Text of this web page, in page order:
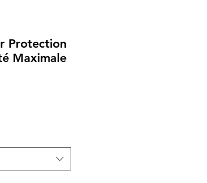
Protection
Maximale